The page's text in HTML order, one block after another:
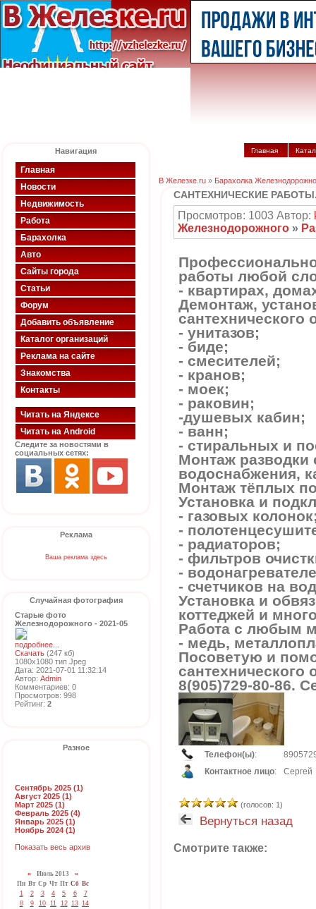
Навигация
Главная
Новости
Недвижимость
Работа
Барахолка
Авто
Сайты города
Статьи
Форум
Добавить объявление
Каталог организаций
Реклама на сайте
Знакомства
Контакты
Читать на Яндексе
Читать на Android
Следите за новостями в
социальных сетях:
Реклама
Ваша реклама здесь
Случайная фотография
Старые фото
Железнодорожного - 2021-05
подробнее...
Скачать (247 кб)
1080x1080 тип Jpeg
Дата: 2021-07-01 11:32:14
Автор: Admin
Комментариев: 0
Просмотров: 998
Рейтинг: 2
Разное
Сентябрь 2025 (1)
Август 2025 (1)
Март 2025 (1)
Февраль 2025 (4)
Январь 2025 (1)
Ноябрь 2024 (1)
Показать весь архив
« Июль 2013 »
Пн Вт Ср Чт Пт Сб Вс
1
2 3 4 5 6
7
8
9 10 11 12 13 14
Главная
В Железке.ru » Барахолка
САНТЕХНИЧЕСКИЕ РАБОТЫ.
Просмотров: 1003 Автор:
Железнодорожного »
работы любой
- квартирах,
Демонтаж,
сантехнического
- унитазов;
- биде;
- смесителей;
- кранов;
- моек;
- раковин;
-душевых кабин;
- ванн;
- стиральных и
Монтаж разводки
водоснабжения,
Монтаж тёплых
Установка и
- газовых
-
- радиаторов;
- фильтров
-
- счетчиков на
Установка и
коттеджей и
Работа с любым
- медь,
Посоветую и
сантехнического
8(905)729-80-86.
Телефон(ы):
Контактное лицо: Сергей
(голосов: 1)
Вернуться назад
Смотрите также: